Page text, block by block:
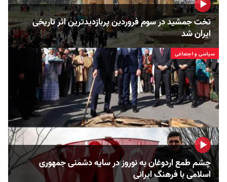
تخت جمشید در سوم فروردین پربازدیدترین اثر تاریخی
ایران شد
سیاسی و اجتماعی
چشم طمع اردوغان به نوروز در سایه دشمنی جمهوری
اسلامی با فرهنگ ایرانی